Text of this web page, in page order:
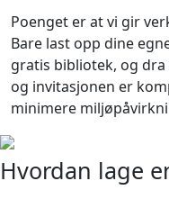
Poenget er at vi gir
Bare last opp dine
gratis bibliotek, og
og invitasjonen er
minimere
Hvordan lage